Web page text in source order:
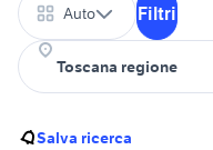
Auto Filtri
Salva ricerca